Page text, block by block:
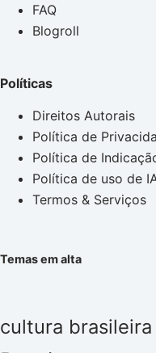
FAQ
Blogroll
Políticas
Direitos Autorais
Política de
Política de
Política de uso de
Termos & Serviços
Temas em alta
cultura brasileira